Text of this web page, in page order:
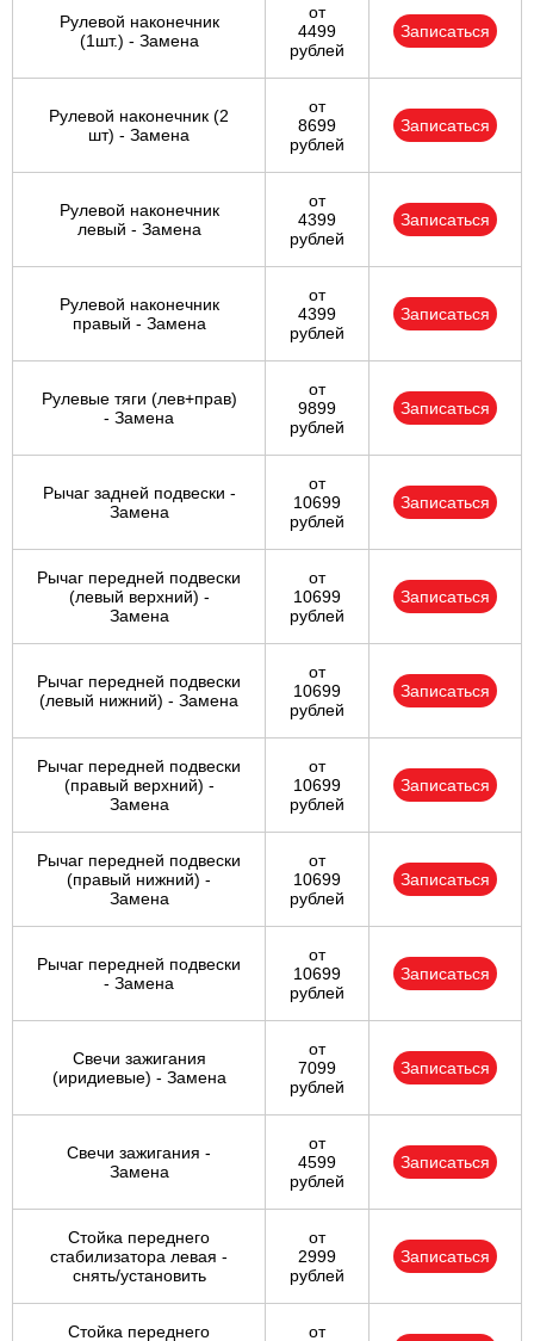
Рулевой наконечник
(1шт.) - Замена
от
4499
рублей
Записаться
Рулевой наконечник (2
шт) - Замена
от
8699
рублей
Записаться
Рулевой наконечник
левый - Замена
от
4399
рублей
Записаться
Рулевой наконечник
правый - Замена
от
4399
рублей
Записаться
Рулевые тяги (лев+прав)
- Замена
от
9899
рублей
Записаться
Рычаг задней подвески -
Замена
от
10699
рублей
Записаться
Рычаг передней подвески
(левый верхний) -
Замена
от
10699
рублей
Записаться
Рычаг передней подвески
(левый нижний) - Замена
от
10699
рублей
Записаться
Рычаг передней подвески
(правый верхний) -
Замена
от
10699
рублей
Записаться
Рычаг передней подвески
(правый нижний) -
Замена
от
10699
рублей
Записаться
Рычаг передней подвески
- Замена
от
10699
рублей
Записаться
Свечи зажигания
(иридиевые) - Замена
от
7099
рублей
Записаться
Свечи зажигания -
Замена
от
4599
рублей
Записаться
Стойка переднего
стабилизатора левая -
снять/установить
от
2999
рублей
Записаться
Стойка переднего от